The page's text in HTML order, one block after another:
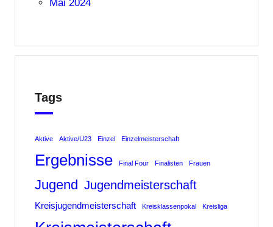
Mai 2024
Tags
Aktive Aktive/U23 Einzel Einzelmeisterschaft
Ergebnisse Final Four Finalisten Frauen
Jugend Jugendmeisterschaft
Kreisjugendmeisterschaft Kreisklassenpokal Kreisliga